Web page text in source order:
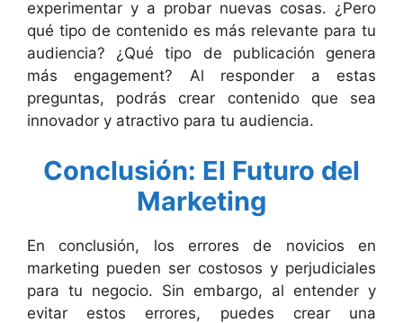
experimentar y a probar nuevas cosas. ¿Pero
qué tipo de contenido es más relevante para tu
audiencia? ¿Qué tipo de publicación genera
más engagement? Al responder a estas
preguntas, podrás crear contenido que sea
innovador y atractivo para tu audiencia.
Conclusión: El Futuro del
Marketing
En conclusión, los errores de novicios en
marketing pueden ser costosos y perjudiciales
para tu negocio. Sin embargo, al entender y
evitar estos errores, puedes crear una